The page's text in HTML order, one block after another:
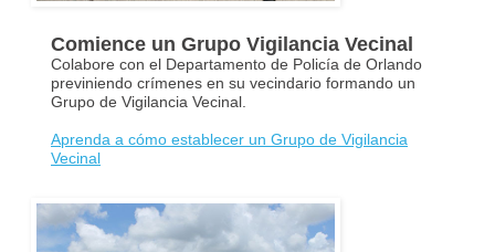
Comience un Grupo Vigilancia Vecinal
Colabore con el Departamento de Policía de Orlando
previniendo crímenes en su vecindario formando un
Grupo de Vigilancia Vecinal.
Aprenda a cómo establecer un Grupo de Vigilancia
Vecinal